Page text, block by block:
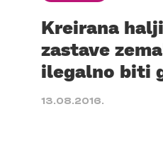
Kreirana
zastave
ilegalno biti
13.08.2016.